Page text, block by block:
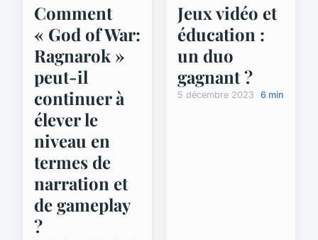
Comment
« God of War:
Ragnarok »
peut-il
continuer à
élever le
niveau en
termes de
narration et
de gameplay
?
Jeux vidéo et
éducation :
un duo
gagnant ?
5 décembre 2023 6 min